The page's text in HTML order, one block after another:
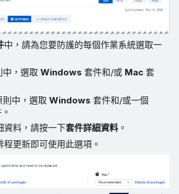
中，請為您要防護的每個作業系統選取一
中，選取Windows 套件和/或 Mac 套
則中，選取Windows 套件和/或一個
資料，請按一下套件詳細資料 。
更新即可使用此選項。